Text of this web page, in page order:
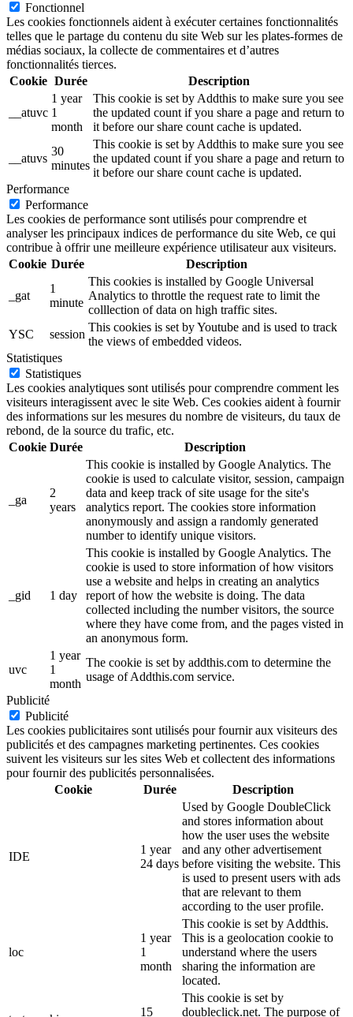
Fonctionnel
Les cookies fonctionnels aident à exécuter certaines fonctionnalités
telles que le partage du contenu du site Web sur les plates-formes de
médias sociaux, la collecte de commentaires et d’autres
fonctionnalités tierces.
Cookie Durée Description
__atuvc
1 year
1
month
This cookie is set by Addthis to make sure you see
the updated count if you share a page and return to
it before our share count cache is updated.
__atuvs
30
minutes
This cookie is set by Addthis to make sure you see
the updated count if you share a page and return to
it before our share count cache is updated.
Performance
Performance
Les cookies de performance sont utilisés pour comprendre et
analyser les principaux indices de performance du site Web, ce qui
contribue à offrir une meilleure expérience utilisateur aux visiteurs.
Cookie Durée Description
_gat
1
minute
This cookies is installed by Google Universal
Analytics to throttle the request rate to limit the
colllection of data on high traffic sites.
YSC
session
This cookies is set by Youtube and is used to track
the views of embedded videos.
Statistiques
Statistiques
Les cookies analytiques sont utilisés pour comprendre comment les
visiteurs interagissent avec le site Web. Ces cookies aident à fournir
des informations sur les mesures du nombre de visiteurs, du taux de
rebond, de la source du trafic, etc.
Cookie Durée Description
_ga
2
years
This cookie is installed by Google Analytics. The
cookie is used to calculate visitor, session, campaign
data and keep track of site usage for the site's
analytics report. The cookies store information
anonymously and assign a randomly generated
number to identify unique visitors.
_gid 1 day
This cookie is installed by Google Analytics. The
cookie is used to store information of how visitors
use a website and helps in creating an analytics
report of how the website is doing. The data
collected including the number visitors, the source
where they have come from, and the pages visted in
an anonymous form.
uvc
1 year
1
month
The cookie is set by addthis.com to determine the
usage of Addthis.com service.
Publicité
Publicité
Les cookies publicitaires sont utilisés pour fournir aux visiteurs des
publicités et des campagnes marketing pertinentes. Ces cookies
suivent les visiteurs sur les sites Web et collectent des informations
pour fournir des publicités personnalisées.
Cookie
Durée Description
IDE
1 year
24 days
Used by Google DoubleClick
and stores information about
how the user uses the website
and any other advertisement
before visiting the website. This
is used to present users with ads
that are relevant to them
according to the user profile.
loc
1 year
1
month
This cookie is set by Addthis.
This is a geolocation cookie to
understand where the users
sharing the information are
located.
15
This cookie is set by
doubleclick.net. The purpose of